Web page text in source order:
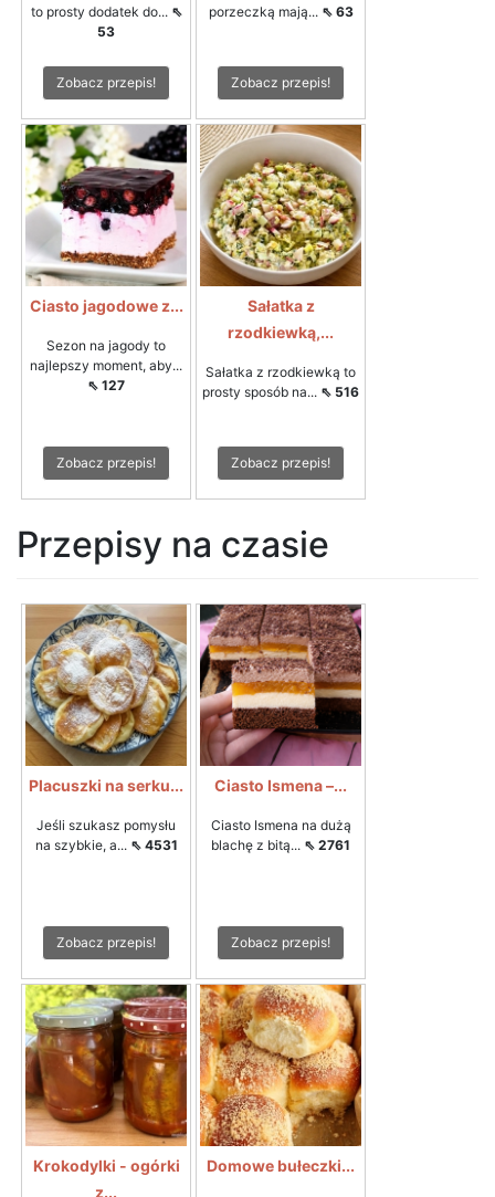
to prosty dodatek do... ⇖
53
Zobacz przepis!
porzeczką mają... ⇖ 63
Zobacz przepis!
Ciasto jagodowe z...
Sezon na jagody to
najlepszy moment, aby...
⇖ 127
Zobacz przepis!
Sałatka z
rzodkiewką,...
Sałatka z rzodkiewką to
prosty sposób na... ⇖ 516
Zobacz przepis!
Przepisy na czasie
Placuszki na serku...
Jeśli szukasz pomysłu
na szybkie, a... ⇖ 4531
Zobacz przepis!
Ciasto Ismena –...
Ciasto Ismena na dużą
blachę z bitą... ⇖ 2761
Zobacz przepis!
Krokodylki - ogórki
z...
Domowe bułeczki...